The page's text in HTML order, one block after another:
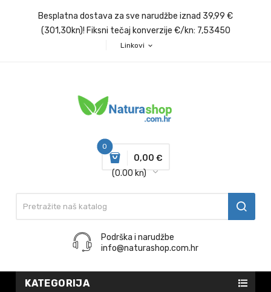
Besplatna dostava za sve narudžbe iznad 39,99 €
(301,30kn)! Fiksni tečaj konverzije €/kn: 7,53450
Linkovi expand_more
0
0,00 €
(0.00 kn)
Podrška i narudžbe
info@naturashop.com.hr
KATEGORIJA